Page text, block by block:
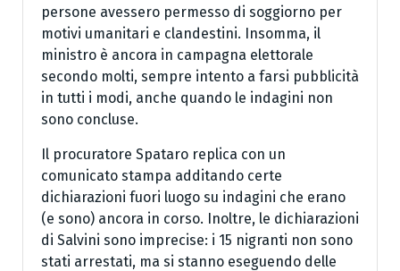
persone avessero permesso di soggiorno per
motivi umanitari e clandestini. Insomma, il
ministro è ancora in campagna elettorale
secondo molti, sempre intento a farsi pubblicità
in tutti i modi, anche quando le indagini non
sono concluse.
Il procuratore Spataro replica con un
comunicato stampa additando certe
dichiarazioni fuori luogo su indagini che erano
(e sono) ancora in corso. Inoltre, le dichiarazioni
di Salvini sono imprecise: i 15 nigranti non sono
stati arrestati, ma si stanno eseguendo delle